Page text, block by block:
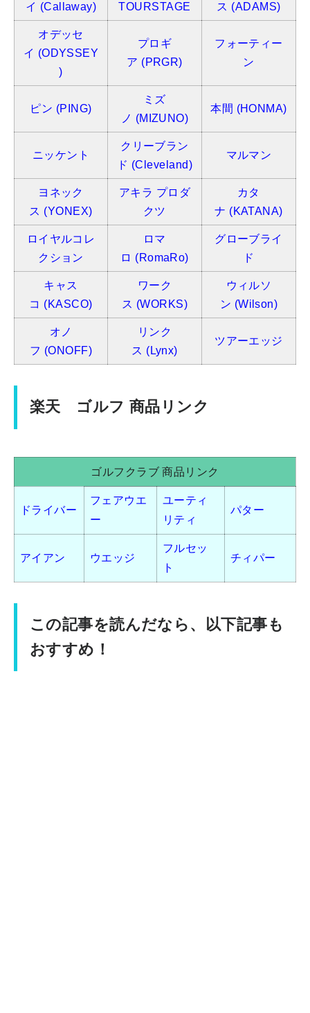
イ (Callaway)
TOURSTAGE
ス (ADAMS)
オデッセ
イ (ODYSSEY
)
プロギ
ア (PRGR)
フォーティー
ン
ピン (PING)
ミズ
ノ (MIZUNO)
本間 (HONMA)
ニッケント
クリーブラン
ド (Cleveland)
マルマン
ヨネック
ス (YONEX)
アキラ プロダ
クツ
カタ
ナ (KATANA)
ロイヤルコレ
クション
ロマ
ロ (RomaRo)
グローブライ
ド
キャス
コ (KASCO)
ワーク
ス (WORKS)
ウィルソ
ン (Wilson)
オノ
フ (ONOFF)
リンク
ス (Lynx)
ツアーエッジ
楽天 ゴルフ 商品リンク
ゴルフクラブ 商品リンク
ドライバー
フェアウエ
ー
ユーティ
リティ
パター
アイアン ウエッジ
フルセッ
ト
チィパー
この記事を読んだなら、以下記事も
おすすめ！